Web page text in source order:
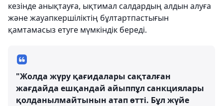
кезінде анықтауға, ықтимал салдардың алдын алуға
және жауапкершіліктің бұлтартпастығын
қамтамасыз етуге мүмкіндік береді.
"Жолда жүру қағидалары сақталған
жағдайда ешқандай айыппұл санкциялары
қолданылмайтынын атап өтті. Бұл жүйе